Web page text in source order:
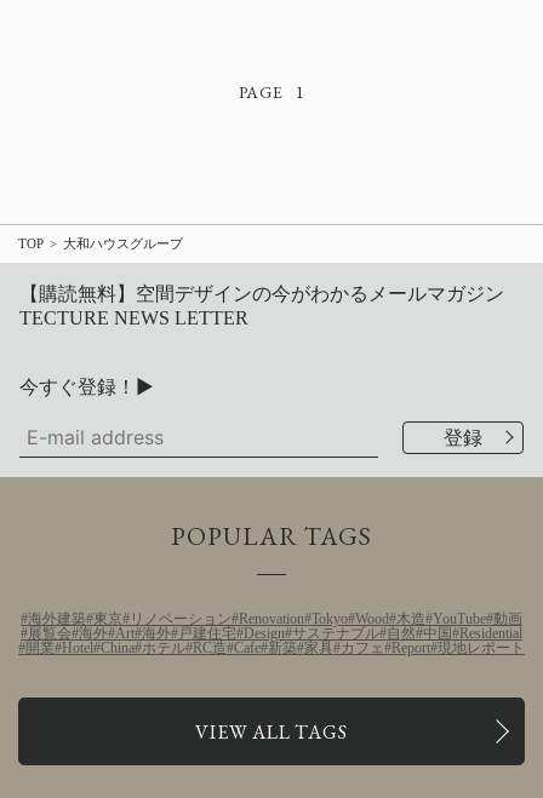
1
TOP 大和ハウスグループ
【購読無料】空間デザインの今がわかるメールマガジン
TECTURE NEWS LETTER
今すぐ登録！▶
POPULAR TAGS
海外建築 東京 リノベーション Renovation Tokyo Wood 木造 YouTube 動画
展覧会 海外 Art 海外 戸建住宅 Design サステナブル 自然 中国 Residential
開業 Hotel China ホテル RC造 Cafe 新築 家具 カフェ Report 現地レポート
VIEW ALL TAGS